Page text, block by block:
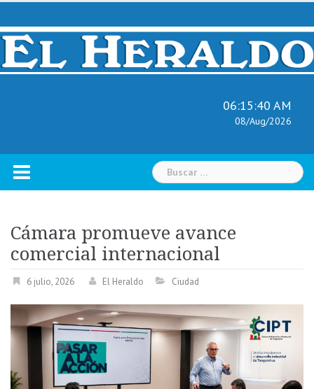
Skip
content
06:15:41 AM
08/Aug/2026
Buscar:
Cámara promueve avance
comercial internacional
6 julio, 2026 El Heraldo Ciudad